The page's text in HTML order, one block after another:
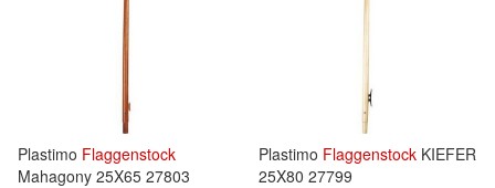
Plastimo Flaggenstock
Mahagony 25X65 27803
Plastimo Flaggenstock KIEFER
25X80 27799